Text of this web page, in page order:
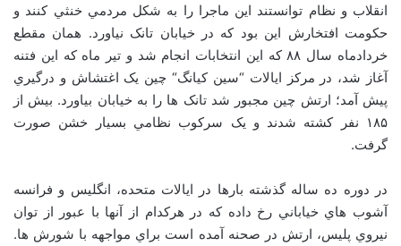
انقلاب و نظام توانستند اين ماجرا را به شکل مردمي خنثي کنند و
حکومت افتخارش اين بود که در خيابان تانک نياورد. همان مقطع
خردادماه سال ۸۸ که اين انتخابات انجام شد و تير ماه که اين فتنه
آغاز شد، در مرکز ايالات“سين کيانگ“چين يک اغتشاش و درگيري
پيش آمد؛ ارتش چين مجبور شد تانک ها را به خيابان بياورد. بيش از
۱۸۵ نفر کشته شدند و يک سرکوب نظامي بسيار خشن صورت
گرفت.
در دوره ده ساله گذشته بارها در ايالات متحده، انگليس و فرانسه
آشوب هاي خياباني رخ داده که در هرکدام از آنها با عبور از توان
نيروي پليس، ارتش در صحنه آمده است براي مواجهه با شورش ها.